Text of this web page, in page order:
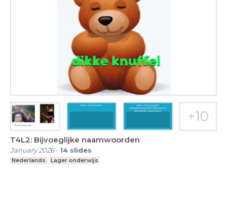
T4L2: Bijvoeglijke naamwoorden
January 2026- 14 slides
Nederlands Lager onderwijs